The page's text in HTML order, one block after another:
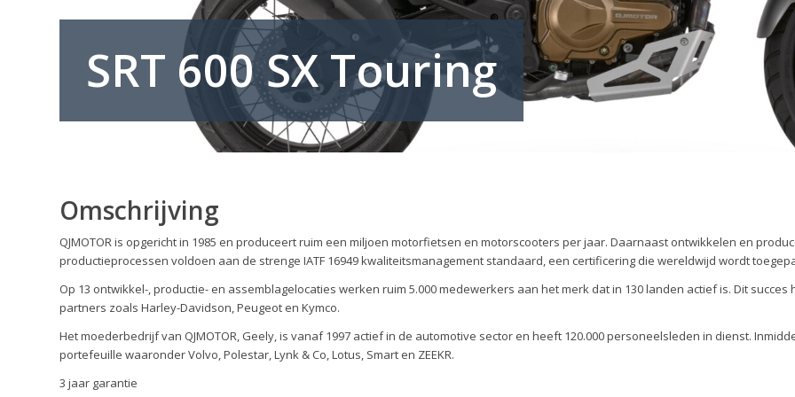
SRT 600 SX Touring
Omschrijving
QJMOTOR is opgericht in 1985 en produceert ruim een miljoen motorfietsen en motorscooters per jaar. Daarnaast ontwikkelen en
productieprocessen voldoen aan de strenge IATF 16949 kwaliteitsmanagement standaard, een certificering die wereldwijd wordt
Op 13 ontwikkel-, productie- en assemblagelocaties werken ruim 5.000 medewerkers aan het merk dat in 130 landen actief is. Dit
partners zoals Harley-Davidson, Peugeot en Kymco.
Het moederbedrijf van QJMOTOR, Geely, is vanaf 1997 actief in de automotive sector en heeft 120.000 personeelsleden in dienst.
portefeuille waaronder Volvo, Polestar, Lynk & Co, Lotus, Smart en ZEEKR.
3 jaar garantie